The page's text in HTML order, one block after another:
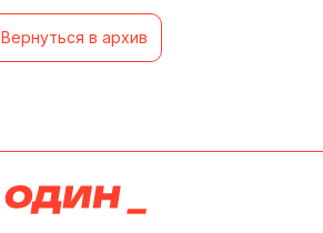
Вернуться в архив